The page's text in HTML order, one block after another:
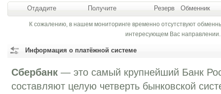
Отдадите Получите Резерв Обменник
К сожалению, в нашем мониторинге временно отсутствуют
интересующем Вас направлении.
Информация о платёжной системе
Сбербанк — это самый крупнейший Банк
составляют целую четверть бынковской